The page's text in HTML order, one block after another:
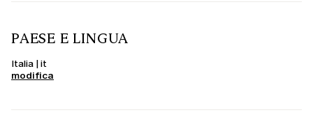
PAESE E LINGUA
Italia | it
modifica